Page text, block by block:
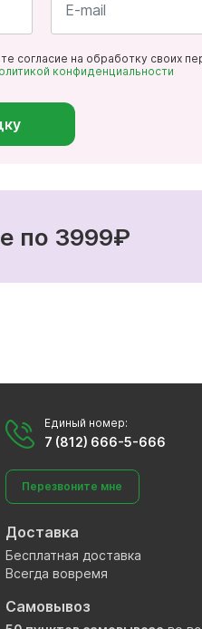
*
согласие на обработку своих
конфиденциальности
по 3999₽
Единый номер:
7 (812) 666-5-666
Перезвоните мне
Доставка
Бесплатная доставка
Всегда вовремя
Самовывоз